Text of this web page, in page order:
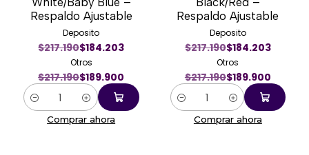
Respaldo Ajustable
Deposito
$217.190$184.203
Otros
$217.190$189.900
Cantidad
Comprar ahora
Respaldo Ajustable
Deposito
$217.190$184.203
Otros
$217.190$189.900
Cantidad
Comprar ahora